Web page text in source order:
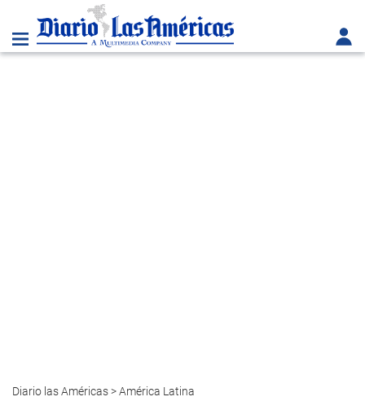
Diario las Américas>América Latina